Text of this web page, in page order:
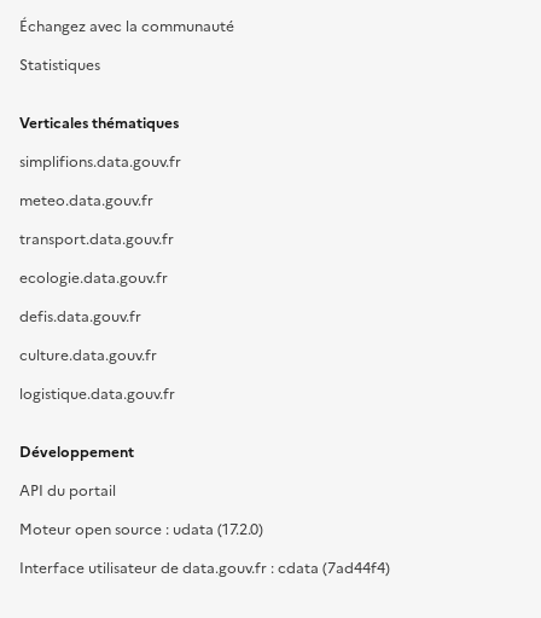
Échangez avec la communauté
Statistiques
Verticales thématiques
simplifions.data.gouv.fr
meteo.data.gouv.fr
transport.data.gouv.fr
ecologie.data.gouv.fr
defis.data.gouv.fr
culture.data.gouv.fr
logistique.data.gouv.fr
Développement
API du portail
Moteur open source : udata (17.2.0)
Interface utilisateur de data.gouv.fr : cdata (7ad44f4)